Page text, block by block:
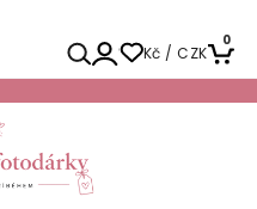
Kč / CZK
0